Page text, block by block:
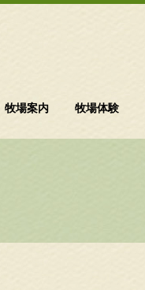
牧場案内 牧場体験